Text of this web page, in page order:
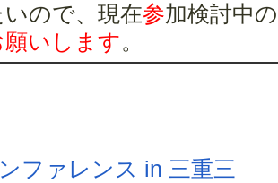
ので、現在参加検討中
願いします。
ファレンス in 三重三